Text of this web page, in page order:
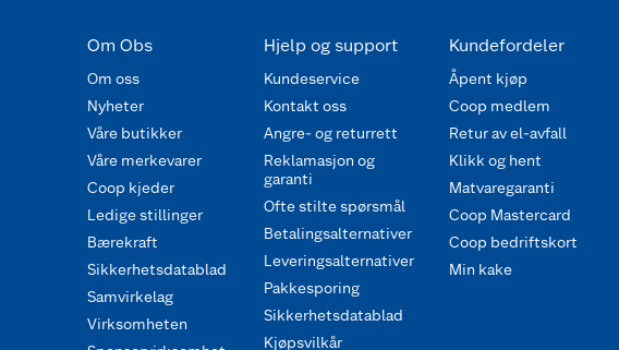
Om Obs
Om oss
Nyheter
Våre butikker
Våre merkevarer
Coop kjeder
Ledige stillinger
Bærekraft
Sikkerhetsdatablad
Samvirkelag
Virksomheten
Hjelp og support
Kundeservice
Kontakt oss
Angre- og returrett
Reklamasjon og
garanti
Ofte stilte spørsmål
Betalingsalternativer
Leveringsalternativer
Pakkesporing
Sikkerhetsdatablad
Kjøpsvilkår
Kundefordeler
Åpent kjøp
Coop medlem
Retur av el-avfall
Klikk og hent
Matvaregaranti
Coop Mastercard
Coop bedriftskort
Min kake